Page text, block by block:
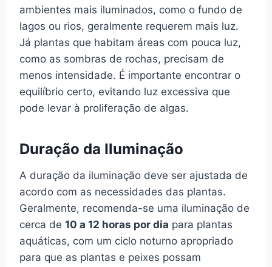
ambientes mais iluminados, como o fundo de
lagos ou rios, geralmente requerem mais luz.
Já plantas que habitam áreas com pouca luz,
como as sombras de rochas, precisam de
menos intensidade. É importante encontrar o
equilíbrio certo, evitando luz excessiva que
pode levar à proliferação de algas.
Duração da Iluminação
A duração da iluminação deve ser ajustada de
acordo com as necessidades das plantas.
Geralmente, recomenda-se uma iluminação de
cerca de 10 a 12 horas por dia para plantas
aquáticas, com um ciclo noturno apropriado
para que as plantas e peixes possam